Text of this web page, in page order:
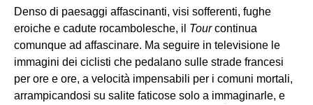
Denso di paesaggi affascinanti, visi sofferenti, fughe
eroiche e cadute rocambolesche, il Tourcontinua
comunque ad affascinare. Ma seguire in televisione le
immagini dei ciclisti che pedalano sulle strade francesi
per ore e ore, a velocità impensabili per i comuni mortali,
arrampicandosi su salite faticose solo a immaginarle, e